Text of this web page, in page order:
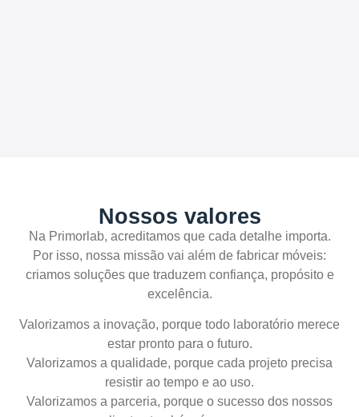
Nossos valores
Na Primorlab, acreditamos que cada detalhe importa.
Por isso, nossa missão vai além de fabricar móveis:
criamos soluções que traduzem confiança, propósito e
excelência.
Valorizamos a inovação, porque todo laboratório merece
estar pronto para o futuro.
Valorizamos a qualidade, porque cada projeto precisa
resistir ao tempo e ao uso.
Valorizamos a parceria, porque o sucesso dos nossos